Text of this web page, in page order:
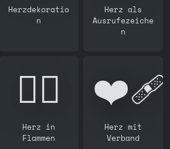
Herzdekoratio
n
Herz als
Ausrufezeiche
n
❤️‍🔥
Herz in
Flammen
❤️‍🩹
Herz mit
Verband